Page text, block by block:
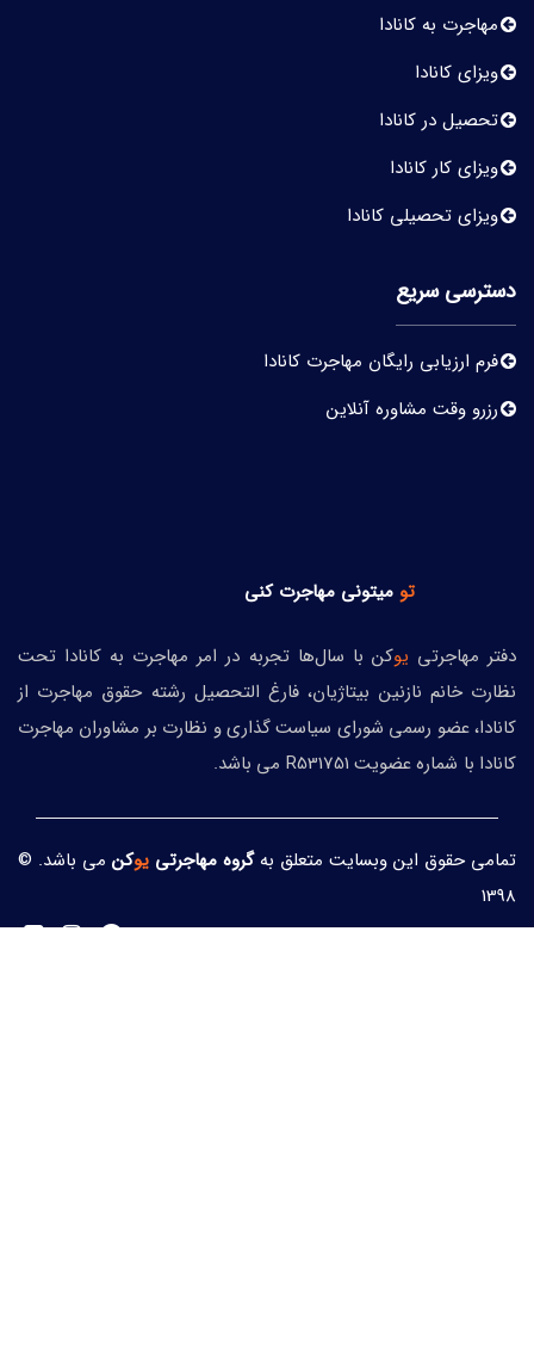
مهاجرت به کانادا
ویزای کانادا
تحصیل در کانادا
ویزای کار کانادا
ویزای تحصیلی کانادا
دسترسی سریع
فرم ارزیابی رایگان مهاجرت کانادا
رزرو وقت مشاوره آنلاین
تو میتونی مهاجرت کنی
دفتر مهاجرتی یوکن با سال‌ها تجربه در امر مهاجرت به کانادا تحت
نظارت خانم نازنین بیتاژیان، فارغ التحصیل رشته حقوق مهاجرت از
کانادا، عضو رسمی شورای سیاست گذاری و نظارت بر مشاوران مهاجرت
کانادا با شماره عضویت R531751 می باشد.
تمامی حقوق این وبسایت متعلق بهگروه مهاجرتی یوکن می باشد. ©
1398